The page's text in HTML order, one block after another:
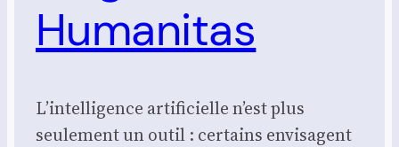
Humanitas
L’intelligence artificielle n’est plus
seulement un outil : certains envisagent